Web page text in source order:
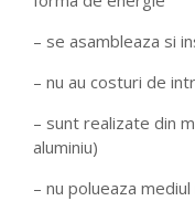
– se asambleaza si
– nu au costuri de
– sunt realizate din
aluminiu)
– nu polueaza